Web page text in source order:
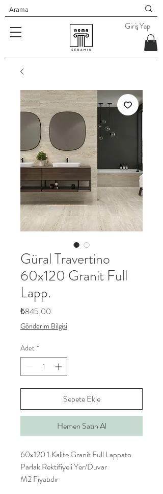
Giriş Yap
Güral Travertino
60x120 Granit Full
Lapp.
₺845,00
Gönderim Bilgisi
Adet *
Sepete Ekle
Hemen Satın Al
60x120 1.Kalite Granit Full Lappato
Parlak Rektifiyeli Yer/Duvar
M2 Fiyatıdır